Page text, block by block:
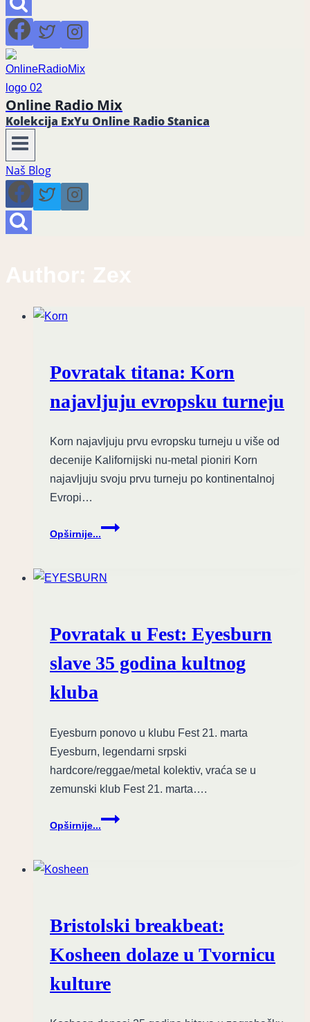
Online Radio Mix
Kolekcija ExYu Online Radio Stanica
Naš Blog
Povratak titana: Korn
najavljuju evropsku turneju
Korn najavljuju prvu evropsku turneju u više od
decenije Kalifornijski nu-metal pioniri Korn
najavljuju svoju prvu turneju po kontinentalnoj
Evropi…
Opširnije...
Povratak
titana:
najavljuju
Povratak u Fest: Eyesburn
slave 35 godina kultnog
kluba
Eyesburn ponovo u klubu Fest 21. marta
Eyesburn, legendarni srpski
hardcore/reggae/metal kolektiv, vraća se u
zemunski klub Fest 21. marta….
Opširnije...
Povratak
u
kultnog
Bristolski breakbeat:
Kosheen dolaze u Tvornicu
kulture